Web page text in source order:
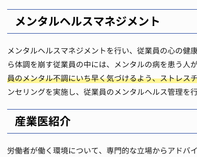
メンタルヘルスマネジメント
メンタルヘルスマネジメントを行い、従業員の心の
ら体調を崩す従業員の中には、メンタルの病を患う人
員のメンタル不調にいち早く気づけるよう、ストレス
ンセリングを実施し、従業員のメンタルヘルス管理を
産業医紹介
労働者が働く環境について、専門的な立場からアドバ